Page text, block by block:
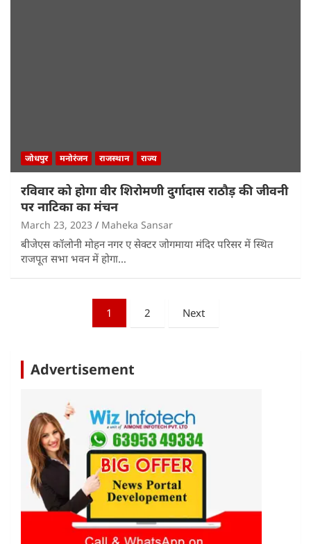
जोधपुर मनोरंजन राजस्थान राज्य
रविवार को होगा वीर शिरोमणी दुर्गादास राठौड़ की जीवनी
पर नाटिका का मंचन
March 23, 2023 Maheka Sansar
बीजेएस कॉलोनी मोहन नगर ए सेक्टर जोगमाया मंदिर परिसर में स्थित
राजपूत सभा भवन में होगा…
pagination
1 2 Next
Advertisement